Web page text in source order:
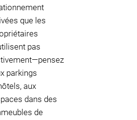
que les
pas
parkings
aux
dans des
de